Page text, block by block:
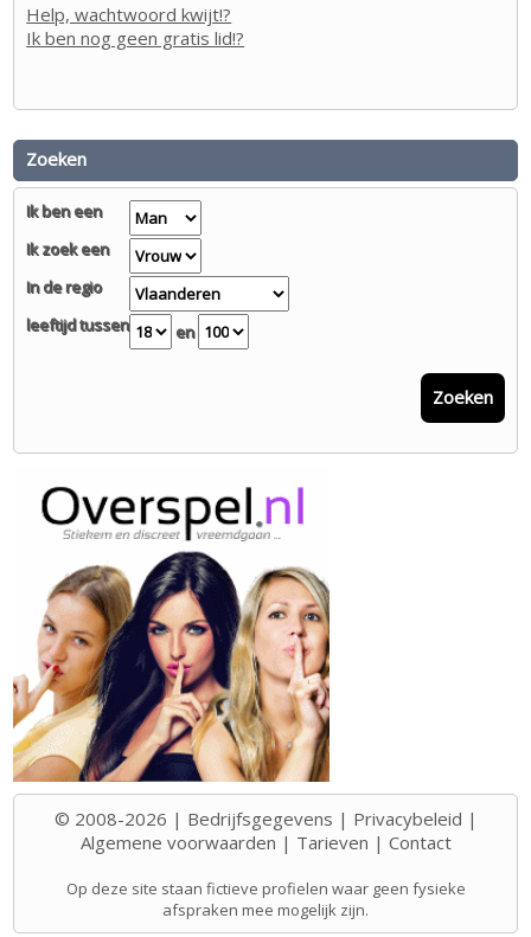
Help, wachtwoord kwijt!?
Ik ben nog geen gratis lid!?
Zoeken
Ik ben een
Ik zoek een
In de regio
leeftijd tussen
en
Zoeken
© 2008-2026 | Bedrijfsgegevens | Privacybeleid |
Algemene voorwaarden | Tarieven | Contact
Op deze site staan fictieve profielen waar geen fysieke
afspraken mee mogelijk zijn.